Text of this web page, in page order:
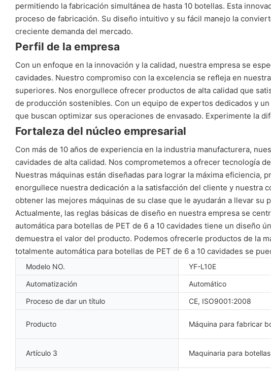
permitiendo la fabricación simultánea de hasta 10 botellas. Esta
proceso de fabricación. Su diseño intuitivo y su fácil manejo la
creciente demanda del mercado.
Perfil de la empresa
Con un enfoque en la innovación y la calidad, nuestra empresa se
cavidades. Nuestro compromiso con la excelencia se refleja en
superiores. Nos enorgullece ofrecer productos de alta calidad que
de producción sostenibles. Con un equipo de expertos dedicados y
que buscan optimizar sus operaciones de envasado. Experimente la
Fortaleza del núcleo empresarial
Con más de 10 años de experiencia en la industria manufacturera,
cavidades de alta calidad. Nos comprometemos a ofrecer tecnología
Nuestras máquinas están diseñadas para lograr la máxima
enorgullece nuestra dedicación a la satisfacción del cliente y nuestra
obtener las mejores máquinas de su clase que le ayudarán a llevar su
Actualmente, las reglas básicas de diseño en nuestra empresa se
automática para botellas de PET de 6 a 10 cavidades tiene un diseño
demuestra el valor del producto. Podemos ofrecerle productos de la
totalmente automática para botellas de PET de 6 a 10 cavidades se
Modelo NO. YF-L10E
Automatización
Automático
Proceso de dar un título
CE, ISO9001:2008
Producto Máquina para fabricar
Artículo 3 Maquinaria para